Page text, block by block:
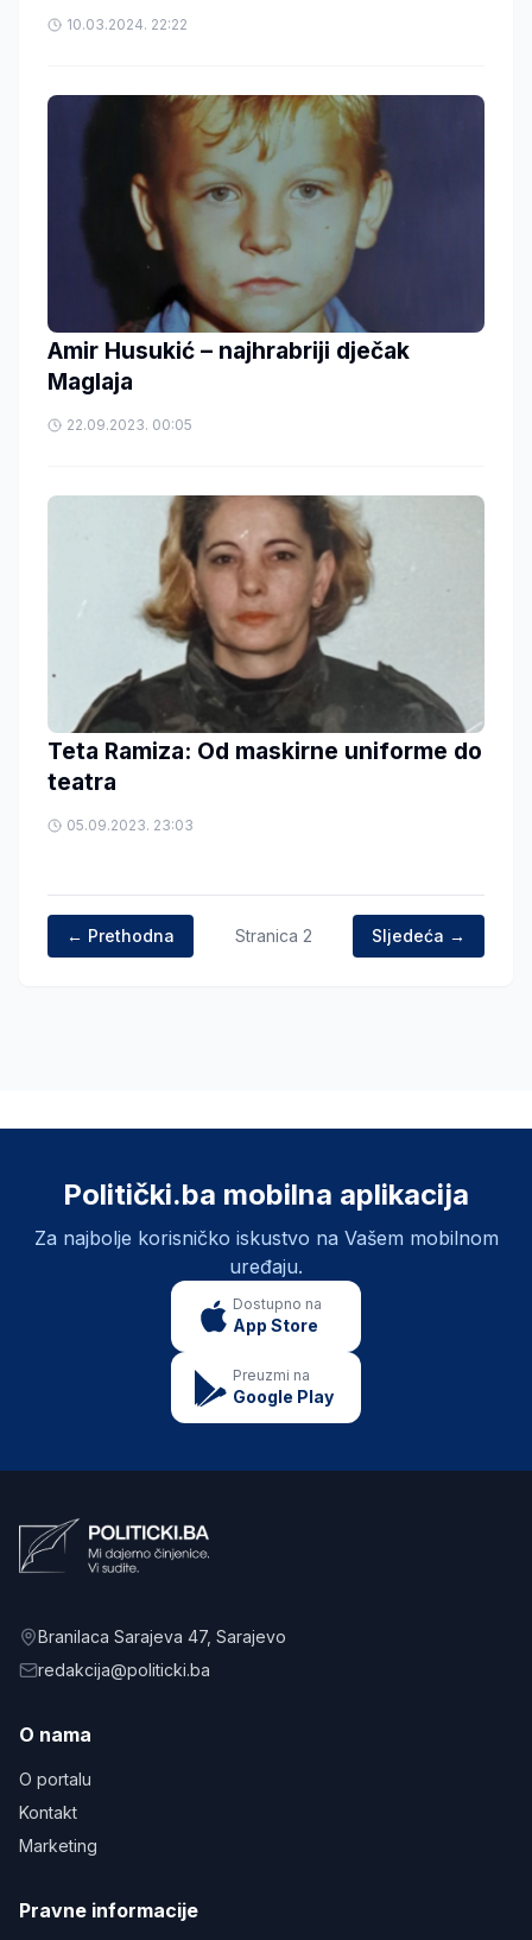
10.03.2024. 22:22
Amir Husukić – najhrabriji dječak
Maglaja
22.09.2023. 00:05
Teta Ramiza: Od maskirne uniforme do
teatra
05.09.2023. 23:03
← Prethodna Stranica 2 Sljedeća →
Politički.ba mobilna aplikacija
Za najbolje korisničko iskustvo na Vašem mobilnom
uređaju.
Dostupno na
App Store
Preuzmi na
Google Play
Branilaca Sarajeva 47, Sarajevo
redakcija@politicki.ba
O nama
O portalu
Kontakt
Marketing
Pravne informacije